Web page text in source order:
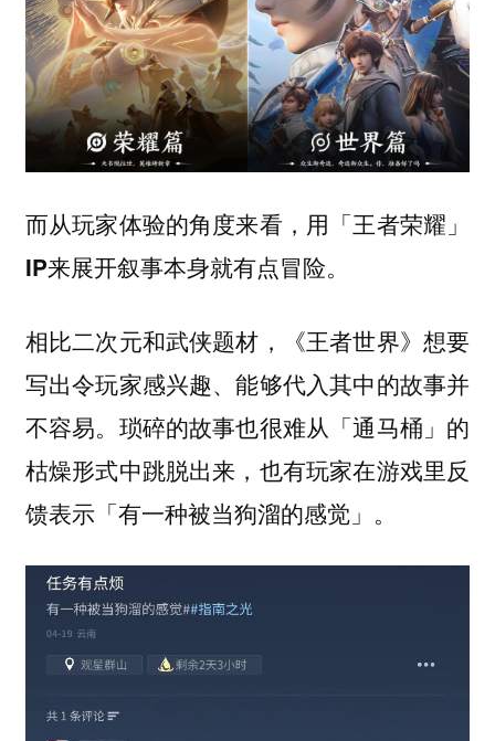
而从玩家体验的角度来看，用「王者荣耀」
IP来展开叙事本身就有点冒险。
相比二次元和武侠题材，《王者世界》想要
写出令玩家感兴趣、能够代入其中的故事并
不容易。琐碎的故事也很难从「通马桶」的
枯燥形式中跳脱出来，也有玩家在游戏里反
馈表示「有一种被当狗溜的感觉」。